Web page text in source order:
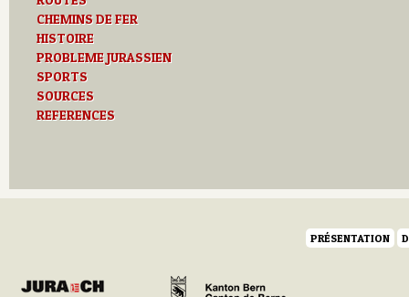
CHEMINS DE FER
HISTOIRE
PROBLEME JURASSIEN
SPORTS
SOURCES
REFERENCES
PRÉSENTATION